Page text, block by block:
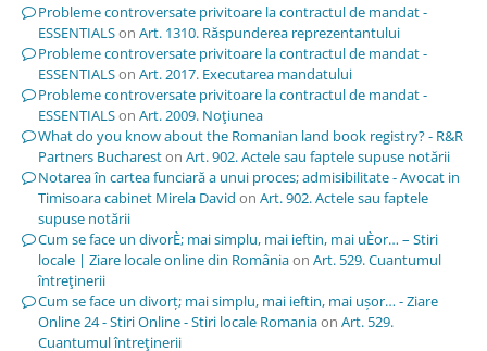
Probleme controversate privitoare la contractul de mandat -
ESSENTIALSon Art. 1310. Răspunderea reprezentantului
Probleme controversate privitoare la contractul de mandat -
ESSENTIALSon Art. 2017. Executarea mandatului
Probleme controversate privitoare la contractul de mandat -
ESSENTIALSon Art. 2009. Noţiunea
What do you know about the Romanian land book registry? - R&R
Partners Buchareston Art. 902. Actele sau faptele supuse notării
Notarea în cartea funciară a unui proces; admisibilitate - Avocat in
Timisoara cabinet Mirela David on Art. 902. Actele sau faptele
supuse notării
Cum se face un divorÈ; mai simplu, mai ieftin, mai uÈor… – Stiri
locale | Ziare locale online din Româniaon Art. 529. Cuantumul
întreţinerii
Cum se face un divorț; mai simplu, mai ieftin, mai ușor… - Ziare
Online 24 - Stiri Online - Stiri locale Romaniaon Art. 529.
Cuantumul întreţinerii